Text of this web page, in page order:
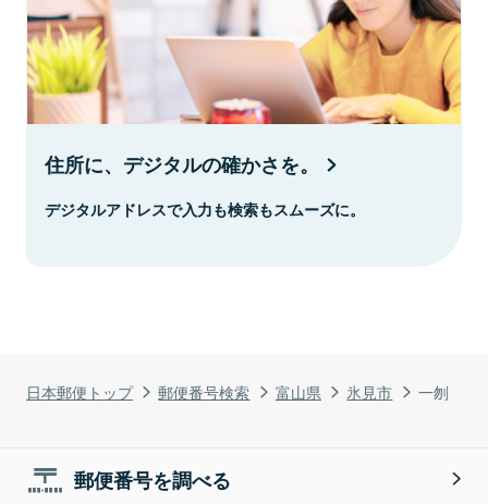
日本郵便トップ 郵便番号検索 富山県 氷見市 一刎
住所に、デジタルの確かさを。
デジタルアドレスで入力も検索もスムーズに。
郵便番号を調べる